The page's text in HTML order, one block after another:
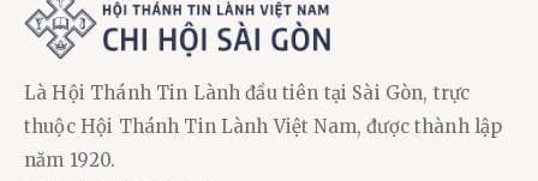
Là Hội Thánh Tin Lành đầu tiên tại Sài Gòn, trực
thuộc Hội Thánh Tin Lành Việt Nam, được thành lập
năm 1920.